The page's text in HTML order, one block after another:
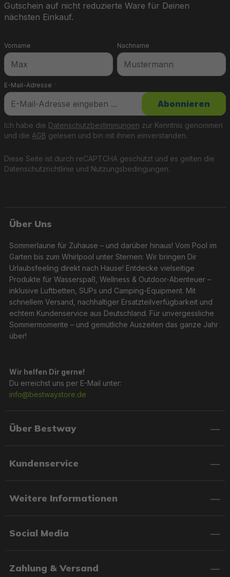
Gutschein auf nicht reduzierte Ware für Deinen
nächsten Einkauf.
E-Mail-Adresse *
Vorname Nachname
Diese Seite ist durch reCAPTCHA geschützt und es gelten die
Datenschutzrichtlinie und Nutzungsbedingungen.
Ich habe die Datenschutzbestimmungen zur Kenntnis genommen
und die AGB gelesen und bin mit ihnen einverstanden.
Abonnieren
Über Uns
Sommerlaune für Zuhause – und darüber hinaus! Vom Pool im
Garten bis zum Whirlpool unter Sternen: Wir bringen Dir
Urlaubsfeeling direkt nach Hause! Entdecke vielseitige
Produkte für Wasserspaß, Wellness & Outdoor-Abenteuer –
inklusive Luftbetten, SUPs und Camping-Equipment. Mit
schnellem Versand, nachhaltiger Ersatzteilverfügbarkeit und
echtem Kundenservice aus Deutschland. Für unvergessliche
Sommermomente – und gemütliche Auszeiten das ganze Jahr
über!
Wir helfen Dir gerne!
Du erreichst uns per E-Mail unter:
info@bestwaystore.de
Über Bestway
Kundenservice
Weitere Informationen
Social Media
Zahlung & Versand